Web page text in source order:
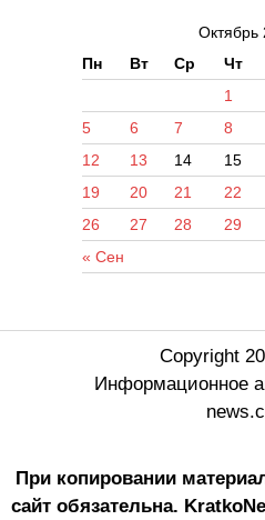
Октябрь
Пн
Вт Ср Чт
« Сен
1
5
6 7 8
12
13 14 15
19
20 21 22
26
27 28 29
Copyright
Информационное
При копировании
сайт обязательна.